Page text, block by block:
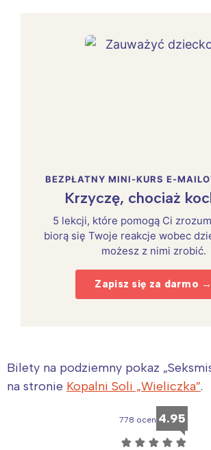
BEZPŁATNY MINI-KURS E-
Krzyczę, chociaż
5 lekcji, które pomogą Ci
biorą się Twoje reakcje wobec
możesz z nimi zrobić.
Zapisz się za darmo →
Bilety na podziemny pokaz
na stronie Kopalni Soli „Wieliczka”.
778 ocen 4.95
☆ ☆ ☆ ☆ ☆